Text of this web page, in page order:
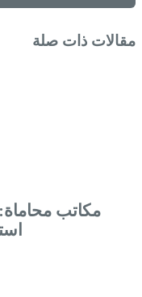
مقالات ذات صلة
مكاتب